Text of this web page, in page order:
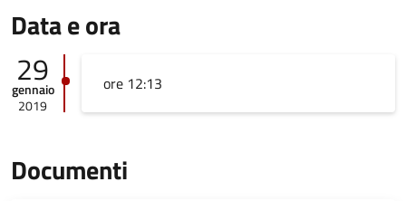
Data e ora
29
gennaio
2019
ore 12:13
Documenti